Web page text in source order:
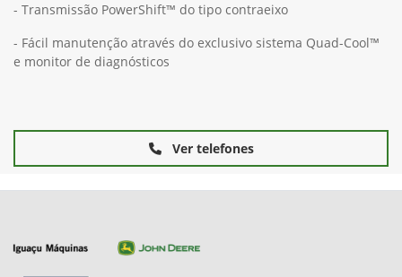
- Transmissão PowerShift™ do tipo contraeixo
- Fácil manutenção através do exclusivo sistema Quad-Cool™
e monitor de diagnósticos
Ver telefones